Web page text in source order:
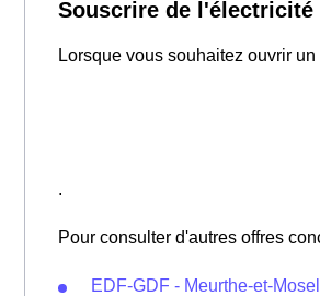
Souscrire de l'électricité
Lorsque vous souhaitez ouvrir
.
Pour consulter d'autres offres
EDF-GDF - Meurthe-et-